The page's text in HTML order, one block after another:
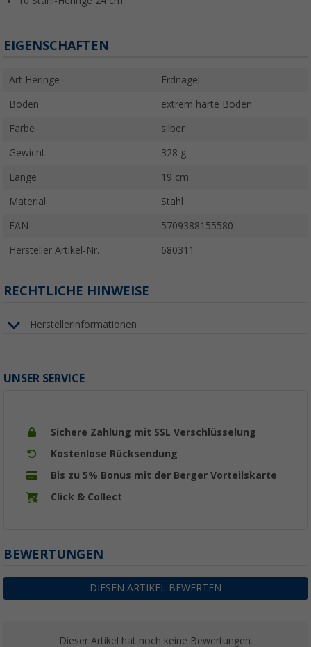
EIGENSCHAFTEN
Art Heringe Erdnagel
Boden extrem harte Böden
Farbe silber
Gewicht 328 g
Länge 19 cm
Material Stahl
EAN 5709388155580
Hersteller Artikel-Nr. 680311
RECHTLICHE HINWEISE
Herstellerinformationen
UNSER SERVICE
Sichere Zahlung mit SSL Verschlüsselung
Kostenlose Rücksendung
Bis zu 5% Bonus mit der Berger Vorteilskarte
Click & Collect
BEWERTUNGEN
DIESEN ARTIKEL BEWERTEN
Dieser Artikel hat noch keine Bewertungen.